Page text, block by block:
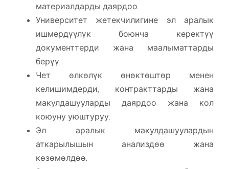
материалдарды даярдоо.
Университет жетекчилигине эл аралык
ишмердүүлүк боюнча керектүү
документтерди жана маалыматтарды
берүү.
Чет өлкөлүк өнөктөштөр менен
келишимдерди, контракттарды жана
макулдашууларды даярдоо жана кол
коюуну уюштуруу.
Эл аралык макулдашуулардын
аткарылышын анализдөө жана
көзөмөлдөө.